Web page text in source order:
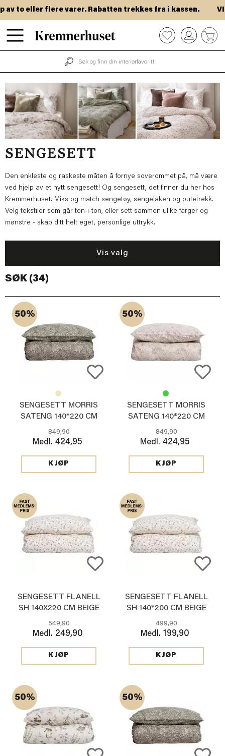
Hopp
til
hovedinnhold
eller flere varer. Rabatten trekkes fra i kassen. VIP-
0
SENGESETT
Den enkleste og raskeste måten å fornye soverommet på, må være
ved hjelp av et nytt sengesett! Og sengesett, det finner du her hos
Kremmerhuset. Miks og match sengetøy, sengelaken og putetrekk.
Velg tekstiler som går ton-i-ton, eller sett sammen ulike farger og
mønstre - skap ditt helt eget, personlige uttrykk.
Vis valg
SØK (34)
50%
SENGESETT MORRIS
SATENG 140*220 CM
GRØNN
849,90
Medl. 424,95
KJØP
50%
SENGESETT MORRIS
SATENG 140*220 CM
BEIGE
849,90
Medl. 424,95
KJØP
SENGESETT FLANELL
SH 140X220 CM BEIGE
549,90
Medl. 249,90
KJØP
SENGESETT FLANELL
SH 140*200 CM BEIGE
499,90
Medl. 199,90
KJØP
50% 50%